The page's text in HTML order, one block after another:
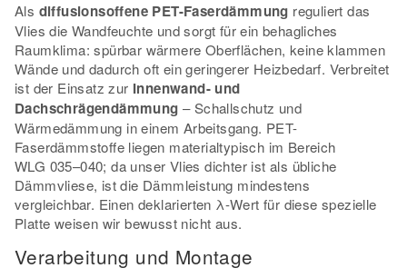
Als diffusionsoffene PET-Faserdämmung reguliert das
Vlies die Wandfeuchte und sorgt für ein behagliches
Raumklima: spürbar wärmere Oberflächen, keine klammen
Wände und dadurch oft ein geringerer Heizbedarf. Verbreitet
ist der Einsatz zur Innenwand- und
Dachschrägendämmung – Schallschutz und
Wärmedämmung in einem Arbeitsgang. PET-
Faserdämmstoffe liegen materialtypisch im Bereich
WLG 035–040; da unser Vlies dichter ist als übliche
Dämmvliese, ist die Dämmleistung mindestens
vergleichbar. Einen deklarierten λ-Wert für diese spezielle
Platte weisen wir bewusst nicht aus.
Verarbeitung und Montage